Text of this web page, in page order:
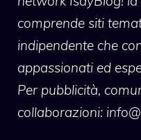
comprende siti
indipendente che
appassionati ed
Per pubblicità,
collaborazioni: